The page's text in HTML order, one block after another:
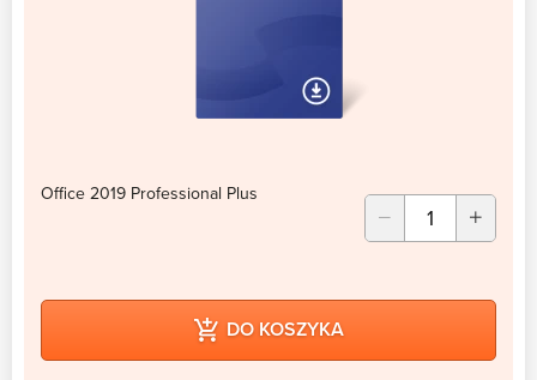
Office 2019 Professional Plus
DO KOSZYKA